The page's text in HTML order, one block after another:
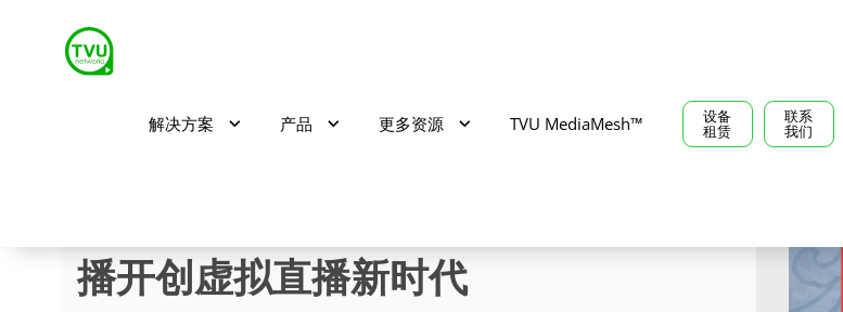
解决方案 产品 更多资源 TVU MediaMesh™ 设备
租赁
联系
我们
播开创虚拟直播新时代